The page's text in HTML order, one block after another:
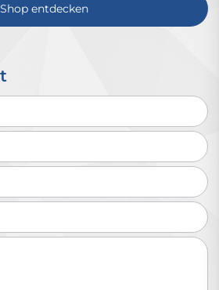
Shop entdecken